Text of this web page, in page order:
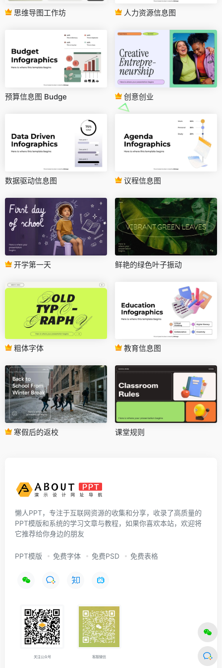
思维导图工作坊 人力资源信息图
预算信息图 Budge 创意创业
数据驱动信息图 议程信息图
开学第一天 鲜艳的绿色叶子振动
粗体字体 教育信息图
寒假后的返校 课堂规则
懒人PPT，专注于互联网资源的收集和分享，收录了高质量的
PPT模版和系统的学习文章与教程，如果你喜欢本站，欢迎将
它推荐给你身边的朋友
PPT模版 免费字体 免费PSD 免费表格
关注公众号 客服微信